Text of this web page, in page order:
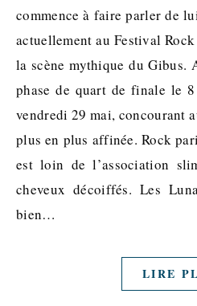
commence à faire parler de
actuellement au Festival
la scène mythique du Gibus.
phase de quart de finale le
vendredi 29 mai, concourant
plus en plus affinée. Rock
est loin de l’association
cheveux décoiffés. Les
bien…
LIRE